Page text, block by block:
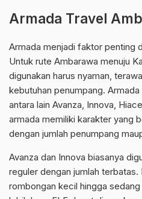
Armada Travel
Armada menjadi faktor penting
Untuk rute Ambarawa menuju
digunakan harus nyaman,
kebutuhan penumpang.
antara lain Avanza, Innova,
armada memiliki karakter yang
dengan jumlah penumpang
Avanza dan Innova biasanya
reguler dengan jumlah
rombongan kecil hingga